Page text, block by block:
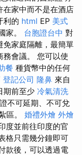
在家中而不是在酒店
利的 html EP 美式
家。 台胞證台中 對
免家庭隔離，最簡單
務會議。 您可以使
餐 種貨幣中的任何
登記公司 隆鼻 來自
期前至少 冷氣清洗
不可延期、不可兌
區。 婚禮外燴 外燴
度並前往印度的官
格只需幾分鐘即可
款後，可以透過電